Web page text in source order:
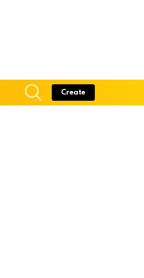
SEARCH
Create